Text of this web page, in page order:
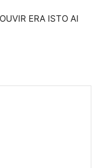
ERA ISTO AI